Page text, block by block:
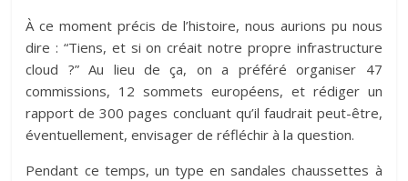
À ce moment précis de l’histoire, nous aurions pu nous
dire : “Tiens, et si on créait notre propre infrastructure
cloud ?” Au lieu de ça, on a préféré organiser 47
commissions, 12 sommets européens, et rédiger un
rapport de 300 pages concluant qu’il faudrait peut-être,
éventuellement, envisager de réfléchir à la question.
Pendant ce temps, un type en sandales chaussettes à